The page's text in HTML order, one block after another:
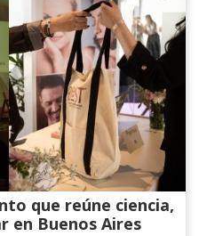
que reúne ciencia,
en Buenos Aires